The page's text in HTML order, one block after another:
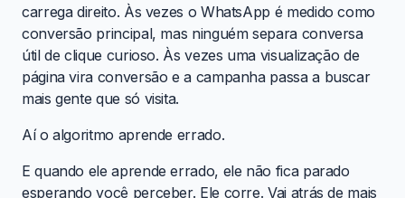
carrega direito. Às vezes o WhatsApp é medido como
conversão principal, mas ninguém separa conversa
útil de clique curioso. Às vezes uma visualização de
página vira conversão e a campanha passa a buscar
mais gente que só visita.
Aí o algoritmo aprende errado.
E quando ele aprende errado, ele não fica parado
esperando você perceber. Ele corre. Vai atrás de mais